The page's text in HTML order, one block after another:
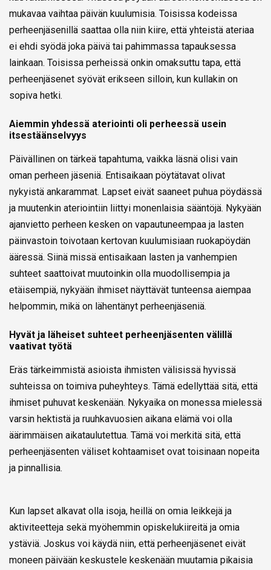
mukavaa vaihtaa päivän kuulumisia. Toisissa kodeissa
perheenjäsenillä saattaa olla niin kiire, että yhteistä ateriaa
ei ehdi syödä joka päivä tai pahimmassa tapauksessa
lainkaan. Toisissa perheissä onkin omaksuttu tapa, että
perheenjäsenet syövät erikseen silloin, kun kullakin on
sopiva hetki.
Aiemmin yhdessä ateriointi oli perheessä usein
itsestäänselvyys
Päivällinen on tärkeä tapahtuma, vaikka läsnä olisi vain
oman perheen jäseniä. Entisaikaan pöytätavat olivat
nykyistä ankarammat. Lapset eivät saaneet puhua pöydässä
ja muutenkin ateriointiin liittyi monenlaisia sääntöjä. Nykyään
ajanvietto perheen kesken on vapautuneempaa ja lasten
päinvastoin toivotaan kertovan kuulumisiaan ruokapöydän
ääressä. Siinä missä entisaikaan lasten ja vanhempien
suhteet saattoivat muutoinkin olla muodollisempia ja
etäisempiä, nykyään ihmiset näyttävät tunteensa aiempaa
helpommin, mikä on lähentänyt perheenjäseniä.
Hyvät ja läheiset suhteet perheenjäsenten välillä
vaativat työtä
Eräs tärkeimmistä asioista ihmisten välisissä hyvissä
suhteissa on toimiva puheyhteys. Tämä edellyttää sitä, että
ihmiset puhuvat keskenään. Nykyaika on monessa mielessä
varsin hektistä ja ruuhkavuosien aikana elämä voi olla
äärimmäisen aikataulutettua. Tämä voi merkitä sitä, että
perheenjäsenten väliset kohtaamiset ovat toisinaan nopeita
ja pinnallisia.
Kun lapset alkavat olla isoja, heillä on omia leikkejä ja
aktiviteetteja sekä myöhemmin opiskelukiireitä ja omia
ystäviä. Joskus voi käydä niin, että perheenjäsenet eivät
moneen päivään keskustele keskenään muutamia pikaisia